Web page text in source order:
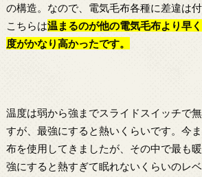
の構造。なので、電気毛布各種に差違は付
こちらは温まるのが他の電気毛布より早
度がかなり高かったです。
温度は弱から強までスライドスイッチで
すが、最強にすると熱いくらいです。今
布を使用してきましたが、その中で最も
強にすると熱すぎて眠れないくらいのレ